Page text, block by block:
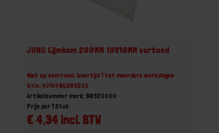
JUNG Lijmkam 200MM 10X10MM vertand
Niet op voorraad, levertijd 1 tot meerdere werkdagen
Gtin: 4010496985206
Artikelnummer merk: 98520000
€ 4,34 incl. BTW
Prijs per 1 Stuk